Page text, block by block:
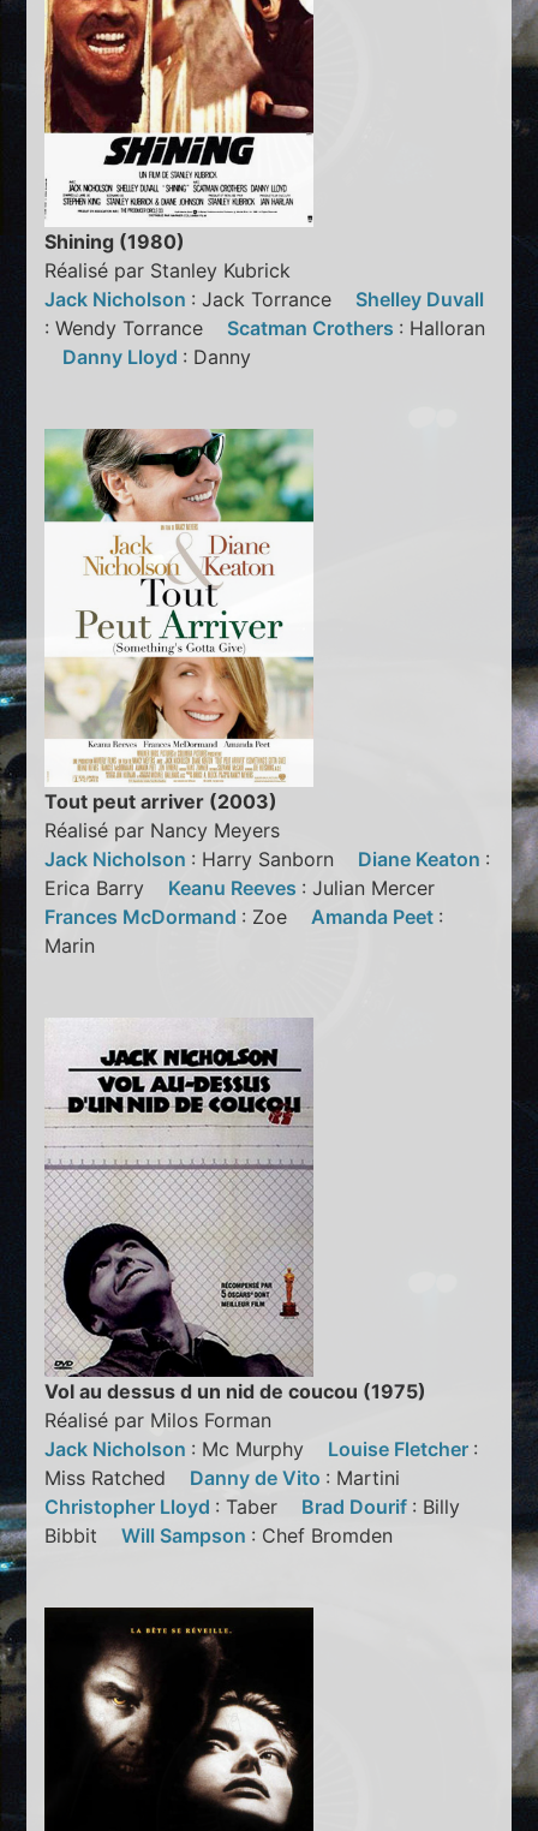
Shining (1980)
Réalisé par Stanley Kubrick
Jack Nicholson : Jack Torrance Shelley Duvall
: Wendy Torrance Scatman Crothers : Halloran
Danny Lloyd : Danny
Tout peut arriver (2003)
Réalisé par Nancy Meyers
Jack Nicholson : Harry Sanborn Diane Keaton :
Erica Barry Keanu Reeves : Julian Mercer
Frances McDormand : ZoeAmanda Peet :
Marin
Vol au dessus d un nid de coucou (1975)
Réalisé par Milos Forman
Jack Nicholson : Mc Murphy Louise Fletcher :
Miss Ratched Danny de Vito : Martini
Christopher Lloyd : Taber Brad Dourif : Billy
BibbitWill Sampson : Chef Bromden